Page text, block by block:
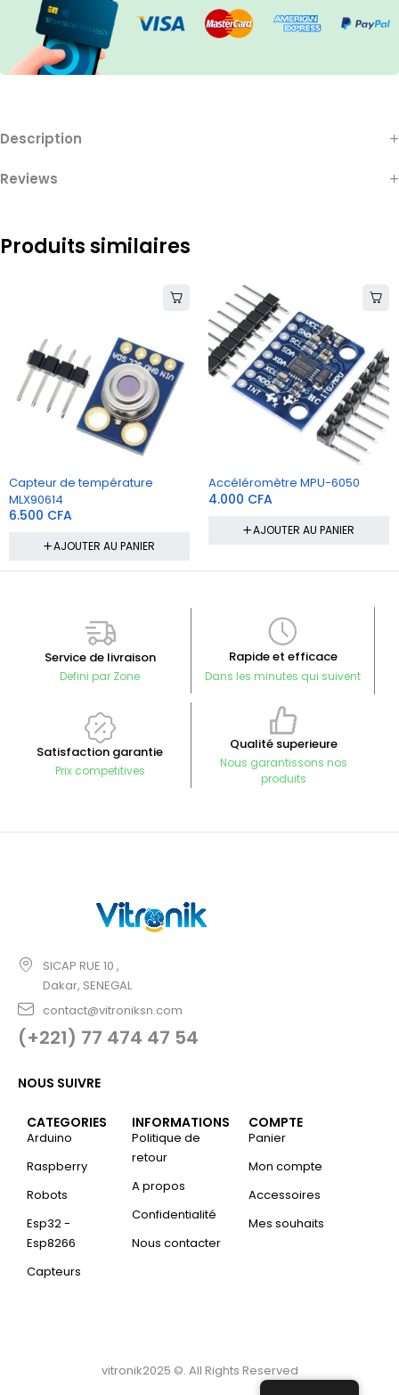
Description
Reviews
Produits similaires
Capteur de température
MLX90614
6.500 CFA
AJOUTER AU PANIER
Accéléromètre MPU-6050
4.000 CFA
AJOUTER AU PANIER
Service de livraison
Defini par Zone
Rapide et efficace
Dans les minutes qui suivent
Satisfaction garantie
Prix competitives
Qualité superieure
Nous garantissons nos
produits
SICAP RUE 10 ,
Dakar, SENEGAL
contact@vitroniksn.com
(+221) 77 474 47 54
CATEGORIES
Arduino
Raspberry
Robots
Esp32 -
Esp8266
Capteurs
INFORMATIONS
Politique de
retour
A propos
Confidentialité
Nous contacter
COMPTE
Panier
Mon compte
Accessoires
Mes souhaits
NOUS SUIVRE
vitronik2025 ©. All Rights Reserved